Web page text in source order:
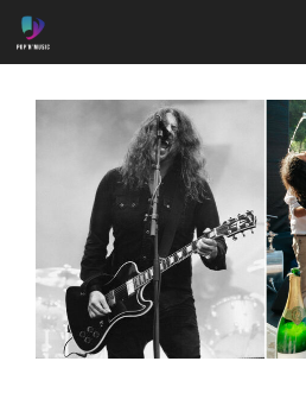
Aller
au